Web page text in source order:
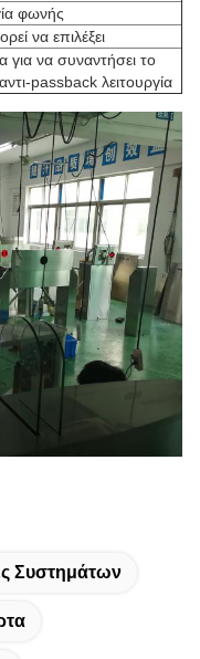
φωνής
να επιλέξει
για να συναντήσει το
passback λειτουργία
Συστημάτων